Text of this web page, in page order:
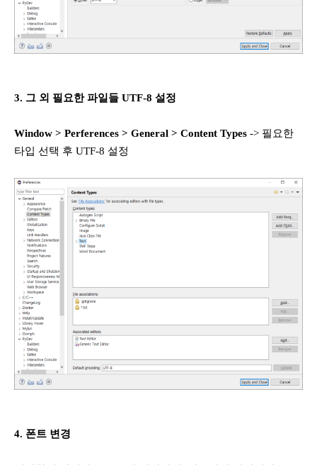
3. 그 외 필요한 파일들 UTF-8 설정
Window > Perferences > General > Content Types -> 필요한
타입 선택 후 UTF-8 설정
4. 폰트 변경